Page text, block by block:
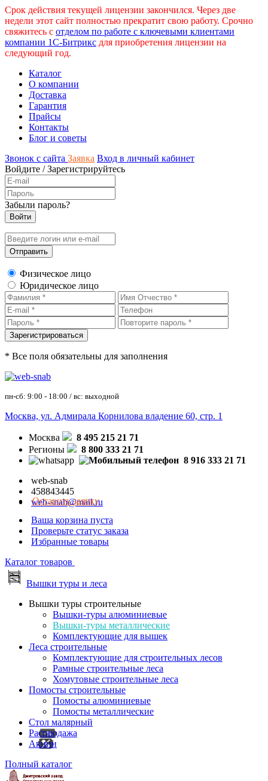
Срок действия текущей лицензии закончился. Через две
недели этот сайт полностью прекратит свою работу. Срочно
свяжитесь с отделом по работе с ключевыми клиентами
компании 1С-Битрикс для приобретения лицензии на
следующий год.
Каталог
О компании
Доставка
Гарантия
Прайсы
Контакты
Блог и советы
Звонок с сайта Заявка Вход в личный кабинет
Войдите /Зарегистрируйтесь
Забыли пароль?
Физическое лицо
Юридическое лицо
* Все поля обязательны для заполнения
пн-сб: 9:00 - 18:00 / вс: выходной
Москва, ул. Адмирала Корнилова владение 60, стр. 1
Москва
8 495 215 21 71
Регионы
8 800 333 21 71
8 916 333 21 71
web-snab
458843445
web-snab@mail.ru
Оставить заявку
Ваша корзина пуста
Проверьте статус заказа
Избранные товары
Каталог товаров
Вышки туры и леса
Вышки туры строительные
Вышки-туры алюминиевые
Вышки-туры металлические
Комплектующие для вышек
Леса строительные
Комплектующие для строительных лесов
Рамные строительные леса
Хомутовые строительные леса
Помосты строительные
Помосты алюминиевые
Помосты металлические
Стол малярный
Распродажа
Акции
Полный каталог